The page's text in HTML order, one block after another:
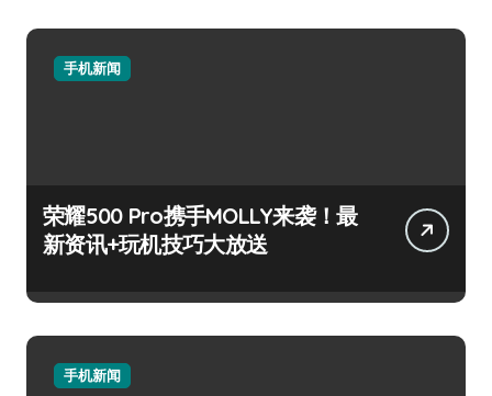
手机新闻
荣耀500 Pro携手MOLLY来袭！最
新资讯+玩机技巧大放送
手机新闻